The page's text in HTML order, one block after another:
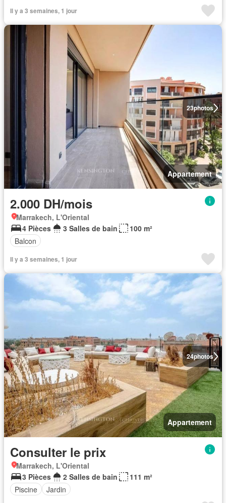
Il y a 3 semaines, 1 jour
23photos
Appartement
2.000 DH/mois
Marrakech, L'Oriental
4 Pièces
3 Salles de bain
100 m²
Balcon
Il y a 3 semaines, 1 jour
24photos
Appartement
Consulter le prix
Marrakech, L'Oriental
3 Pièces
2 Salles de bain
111 m²
Piscine
Jardin